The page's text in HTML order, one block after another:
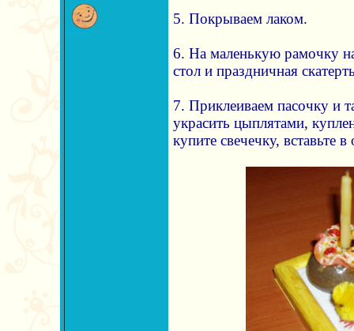
5. Покрываем лаком.
6. На маленькую рамочку
стол и праздничная
7. Приклеиваем пасочку и
украсить цыплятами,
купите свечечку, вставьте